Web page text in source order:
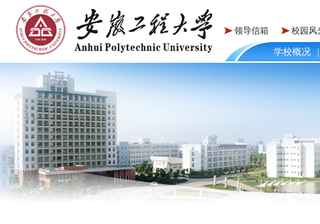
领导信箱 校园风
学校概况 |